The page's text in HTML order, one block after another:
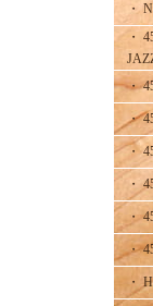
・
・
・
・
・
・
・
・
・